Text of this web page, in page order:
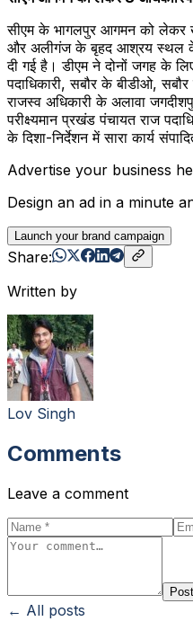
सीएम के भागलपुर आगमन को लेकर
और अलीगंज के बृहद आश्रय स्थल के
दी गई है। डीएम ने दोनों जगह के
पदाधिकारी, सबौर के बीडीओ,
राजस्व अधिकारी के अलावा
परीक्ष्यमान प्रखंड पंचायत राज
के दिशा-निर्देशन में सारा कार्य
Advertise your business
Design an ad in a minute
Launch your brand campaign
Share:
Written by
Lov Singh
Comments
Leave a comment
← All posts